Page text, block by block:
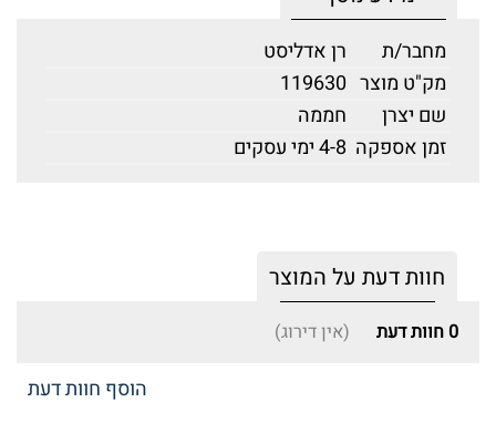
מחבר/ת
רן אדליסט
מק"ט מוצר 119630
שם יצרן
חממה
זמן אספקה 4-8 ימי עסקים
חוות דעת על המוצר
0 חוות דעת (אין דירוג)
הוסף חוות דעת